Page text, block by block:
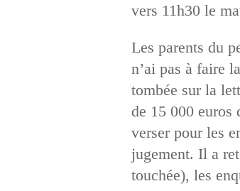
vers 11h30 le
Les parents du
n’ai pas à faire
tombée sur la
de 15 000 euros
verser pour les
jugement. Il a
touchée), les